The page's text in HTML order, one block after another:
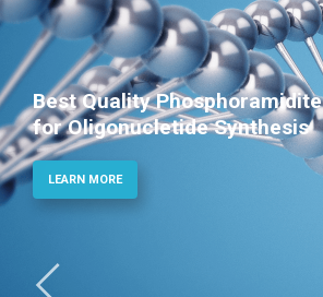
Best Quality
for Oligonucletide Synthesis
LEARN MORE